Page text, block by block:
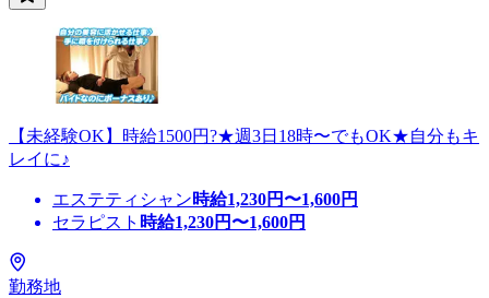
【未経験OK】時給1500円?★週3日18時〜でもOK★自分もキ
レイに♪
エステティシャン時給1,230円〜1,600円
セラピスト 時給1,230円〜1,600円
勤務地